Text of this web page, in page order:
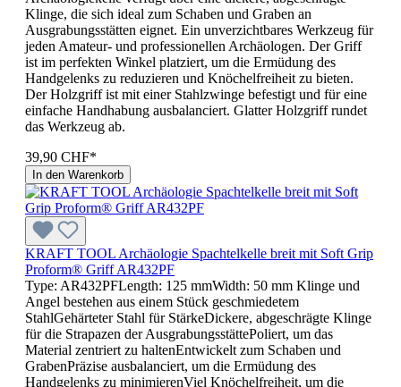
Klinge, die sich ideal zum Schaben und Graben an
Ausgrabungsstätten eignet. Ein unverzichtbares Werkzeug für
jeden Amateur- und professionellen Archäologen. Der Griff
ist im perfekten Winkel platziert, um die Ermüdung des
Handgelenks zu reduzieren und Knöchelfreiheit zu bieten.
Der Holzgriff ist mit einer Stahlzwinge befestigt und für eine
einfache Handhabung ausbalanciert. Glatter Holzgriff rundet
das Werkzeug ab.
39,90 CHF*
In den Warenkorb
KRAFT TOOL Archäologie Spachtelkelle breit mit Soft Grip
Proform® Griff AR432PF
Type: AR432PFLength: 125 mmWidth: 50 mm Klinge und
Angel bestehen aus einem Stück geschmiedetem
StahlGehärteter Stahl für StärkeDickere, abgeschrägte Klinge
für die Strapazen der AusgrabungsstättePoliert, um das
Material zentriert zu haltenEntwickelt zum Schaben und
GrabenPräzise ausbalanciert, um die Ermüdung des
Handgelenks zu minimierenViel Knöchelfreiheit, um die